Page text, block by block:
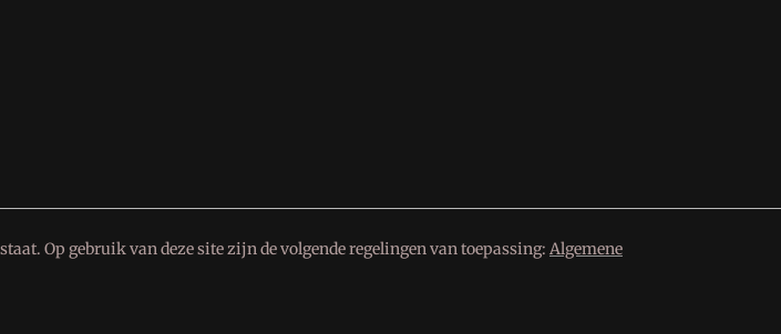
Op gebruik van deze site zijn de volgende regelingen van toepassing: Algemene